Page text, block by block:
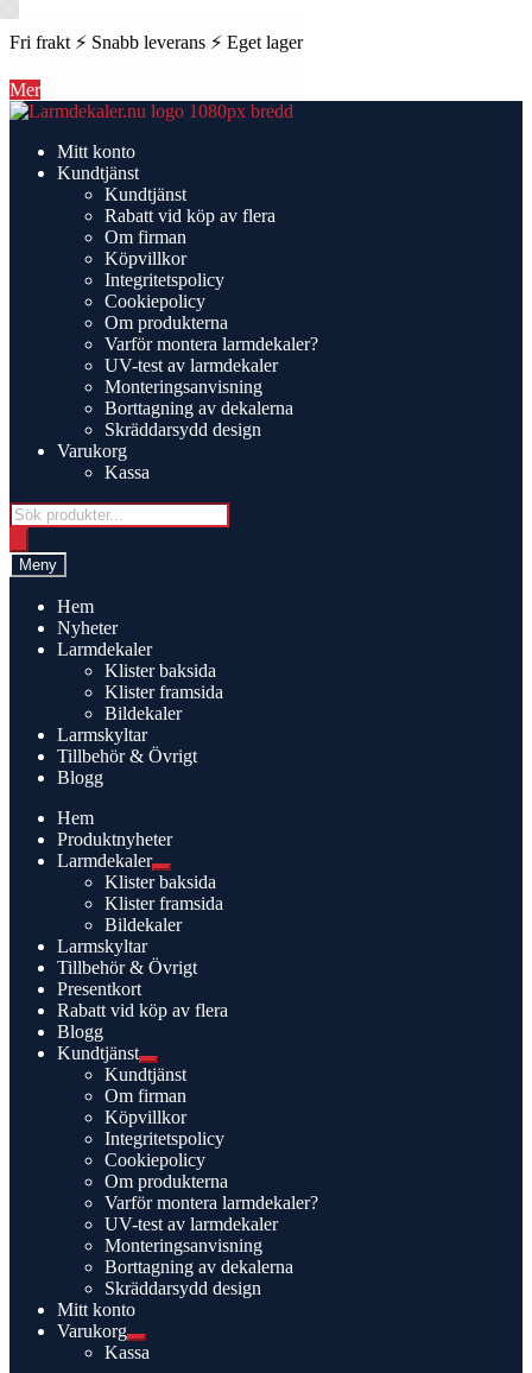
Fri frakt ⚡ Snabb leverans ⚡ Eget lager
Mer
Hoppa
navigering
Hoppa
innehållMitt konto
Kundtjänst
Kundtjänst
Rabatt vid köp av flera
Om firman
Köpvillkor
Integritetspolicy
Cookiepolicy
Om produkterna
Varför montera larmdekaler?
UV-test av larmdekaler
Monteringsanvisning
Borttagning av dekalerna
Skräddarsydd design
Varukorg
Kassa
Products
search
Meny
Hem
Nyheter
Larmdekaler
Klister baksida
Klister framsida
Bildekaler
Larmskyltar
Tillbehör & Övrigt
Blogg
Hem
Produktnyheter
Larmdekaler
Expandera
undermeny
Klister baksida
Klister framsida
Bildekaler
Larmskyltar
Tillbehör & Övrigt
Presentkort
Rabatt vid köp av flera
Blogg
Kundtjänst
Expandera
undermeny
Kundtjänst
Om firman
Köpvillkor
Integritetspolicy
Cookiepolicy
Om produkterna
Varför montera larmdekaler?
UV-test av larmdekaler
Monteringsanvisning
Borttagning av dekalerna
Skräddarsydd design
Mitt konto
Varukorg
Expandera
undermeny
Kassa